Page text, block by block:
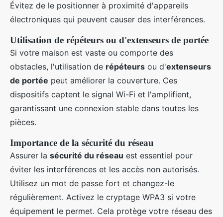
Évitez de le positionner à proximité d'appareils
électroniques qui peuvent causer des interférences.
Utilisation de répéteurs ou d'extenseurs de portée
Si votre maison est vaste ou comporte des
obstacles, l'utilisation de répéteurs ou d'extenseurs
de portée peut améliorer la couverture. Ces
dispositifs captent le signal Wi-Fi et l'amplifient,
garantissant une connexion stable dans toutes les
pièces.
Importance de la sécurité du réseau
Assurer la sécurité du réseau est essentiel pour
éviter les interférences et les accès non autorisés.
Utilisez un mot de passe fort et changez-le
régulièrement. Activez le cryptage WPA3 si votre
équipement le permet. Cela protège votre réseau des